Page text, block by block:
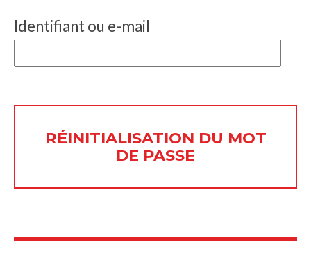
Identifiant ou e-mail
RÉINITIALISATION DU MOT
DE PASSE